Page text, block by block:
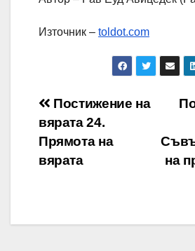
Източник – toldot.com
Навигация
на
Постижение на
вярата 24.
Прямота на
вярата